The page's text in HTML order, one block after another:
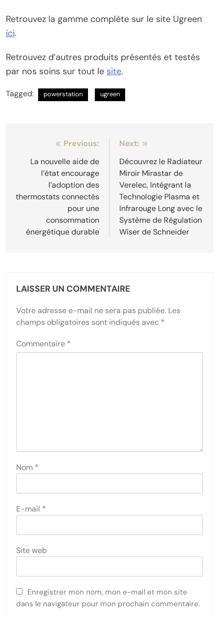
Retrouvez la gamme complète sur le site Ugreen
ici.
Retrouvez d’autres produits présentés et testés
par nos soins sur tout le site.
Tagged: powerstation ugreen
Navigation
l’article
Previous:
La nouvelle aide de
l’état encourage
l’adoption des
thermostats connectés
pour une
consommation
énergétique durable
Next:
Découvrez le Radiateur
Miroir Mirastar de
Verelec, Intégrant la
Technologie Plasma et
Infrarouge Long avec le
Système de Régulation
Wiser de Schneider
LAISSER UN COMMENTAIRE
Votre adresse e-mail ne sera pas publiée. Les
champs obligatoires sont indiqués avec *
Commentaire *
Nom *
E-mail *
Site web
Enregistrer mon nom, mon e-mail et mon site
dans le navigateur pour mon prochain commentaire.